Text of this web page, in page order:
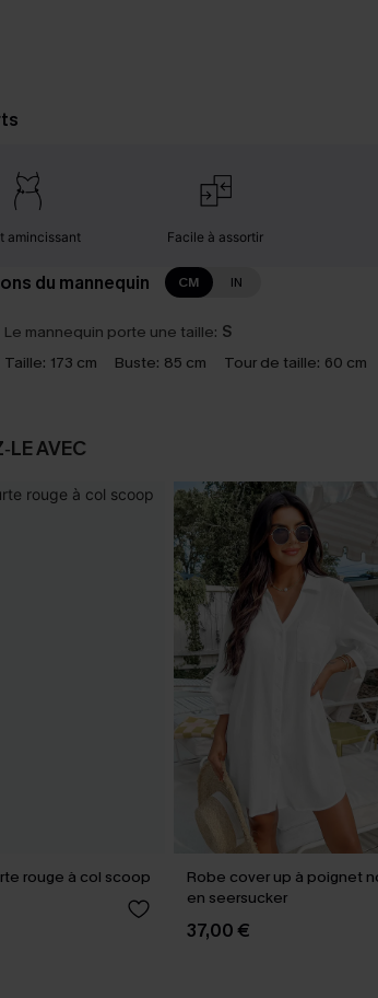
amincissant Facile à assortir
du mannequin CM IN
Le mannequin porte une taille: S
Taille: 173 cm Buste: 85 cm Tour de taille: 60 cm
AVEC
rouge à col scoop
Robe cover up à poignet
en seersucker
37,00 €